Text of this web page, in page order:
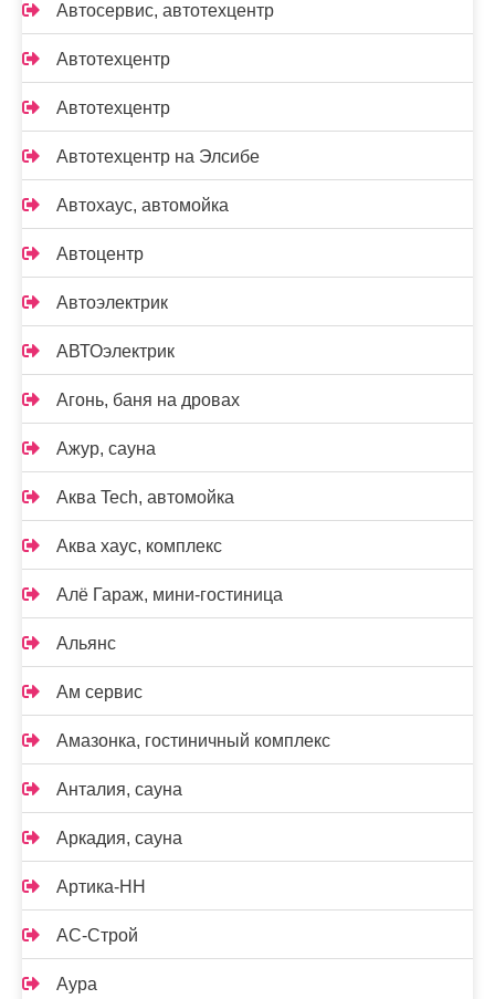
Автосервис, автотехцентр
Автотехцентр
Автотехцентр
Автотехцентр на Элсибе
Автохаус, автомойка
Автоцентр
Автоэлектрик
АВТОэлектрик
Агонь, баня на дровах
Ажур, сауна
Аква Tech, автомойка
Аква хаус, комплекс
Алё Гараж, мини-гостиница
Альянс
Ам сервис
Амазонка, гостиничный комплекс
Анталия, сауна
Аркадия, сауна
Артика-НН
АС-Строй
Аура